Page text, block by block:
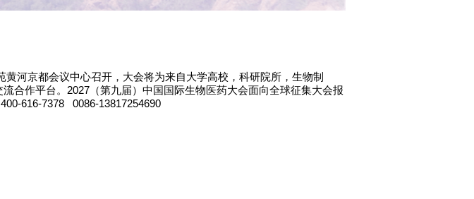
黄河京都会议中心召开，大会将为来自大学高校，科研院所， 生物制
合作平台。 2027（第九届）中国国际生物医药大会面向全球征集大会报
400-616-7378 0086-13817254690